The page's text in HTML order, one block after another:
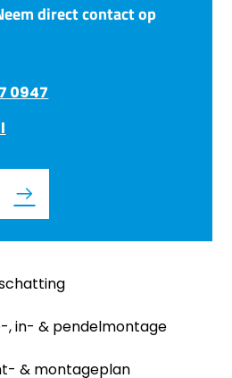
direct contact op
0947
, in- & pendelmontage
& montageplan